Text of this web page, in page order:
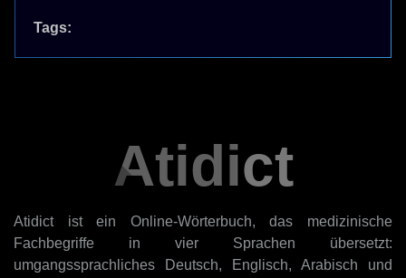
Tags:
Atidict
Atidict ist ein Online-Wörterbuch, das medizinische
Fachbegriffe in vier Sprachen übersetzt:
umgangssprachliches Deutsch, Englisch, Arabisch und